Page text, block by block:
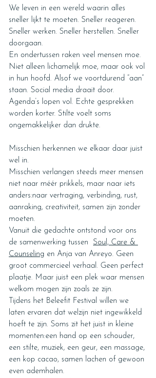
We leven in een wereld waarin alles
sneller lijkt te moeten. Sneller reageren.
Sneller werken. Sneller herstellen. Sneller
doorgaan.
En ondertussen raken veel mensen moe.
Niet alleen lichamelijk moe, maar ook vol
in hun hoofd. Alsof we voortdurend “aan”
staan. Social media draait door.
Agenda’s lopen vol. Echte gesprekken
worden korter. Stilte voelt soms
ongemakkelijker dan drukte.
Misschien herkennen we elkaar daar juist
wel in.
Misschien verlangen steeds meer mensen
niet naar méér prikkels, maar naar iets
anders:naar vertraging, verbinding, rust,
aanraking, creativiteit, samen zijn zonder
moeten.
Vanuit die gedachte ontstond voor ons
de samenwerking tussen Soul, Care &
Counseling en Anja van Anreyo. Geen
groot commercieel verhaal. Geen perfect
plaatje. Maar juist een plek waar mensen
welkom mogen zijn zoals ze zijn.
Tijdens het Beleefit Festival willen we
laten ervaren dat welzijn niet ingewikkeld
hoeft te zijn. Soms zit het juist in kleine
momenten:een hand op een schouder,
een stilte, muziek, een geur, een massage,
een kop cacao, samen lachen of gewoon
even ademhalen.